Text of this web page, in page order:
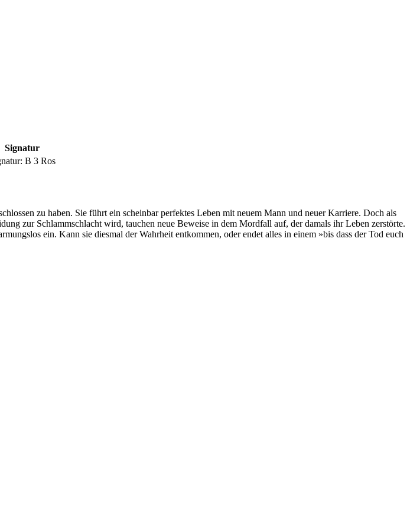
Signatur
B 3 Ros
zu haben. Sie führt ein scheinbar perfektes Leben mit neuem Mann und neuer Karriere. Doch als
zur Schlammschlacht wird, tauchen neue Beweise in dem Mordfall auf, der damals ihr Leben zerstörte.
ein. Kann sie diesmal der Wahrheit entkommen, oder endet alles in einem »bis dass der Tod euch